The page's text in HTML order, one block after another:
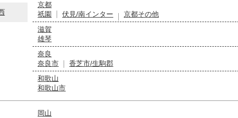
京都
祇園
伏見/南インター
京都その他
滋賀
雄琴
奈良
奈良市
香芝市/生駒郡
和歌山
和歌山市
岡山